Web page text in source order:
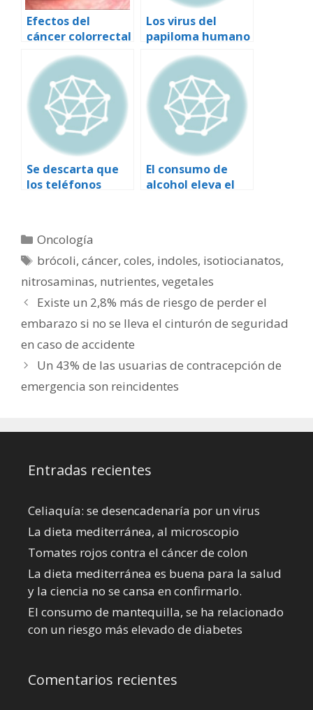
Efectos del
cáncer colorrectal
Los virus del
papiloma humano
y el cáncer:
preguntas y
respuestas
Se descarta que
los teléfonos
melanoma ocular
El consumo de
alcohol eleva el
Categorías
Oncología
Etiquetas
brócoli,cáncer,coles, indoles, isotiocianatos,
nitrosaminas, nutrientes, vegetales
Existe un 2,8% más de riesgo de perder el
embarazo si no se lleva el cinturón de seguridad
en caso de accidente
Un 43% de las usuarias de contracepción de
emergencia son reincidentes
Entradas recientes
Celiaquía: se desencadenaría por un virus
La dieta mediterránea, al microscopio
Tomates rojos contra el cáncer de colon
La dieta mediterránea es buena para la salud
y la ciencia no se cansa en confirmarlo.
El consumo de mantequilla, se ha relacionado
con un riesgo más elevado de diabetes
Comentarios recientes